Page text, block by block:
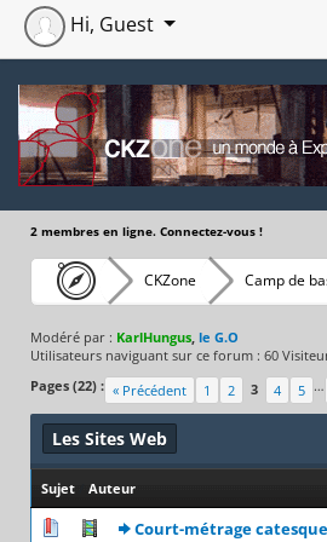
Hi, Guest
2 membres en ligne. Connectez-vous !
CKZone Camp de
Modéré par : KarlHungus le G.O
Utilisateurs naviguant sur ce forum : 60
Pages (22) : « Précédent 1 2 3 4 5 …
Les Sites Web
Sujet Auteur
Court-métrage catesque
1 Votes - 5 sur 5 en
12345